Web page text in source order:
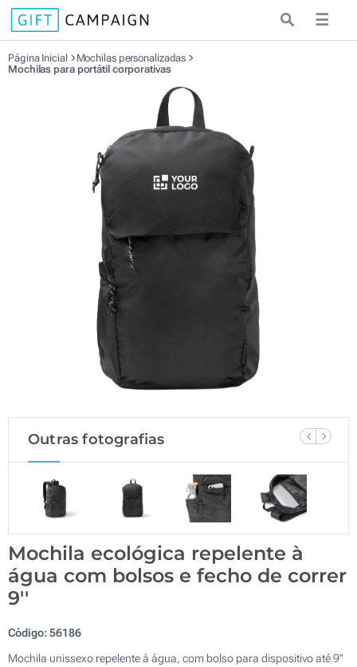
☰
Página Inicial
Mochilas personalizadas
Mochilas para portátil corporativas
Outras fotografias
Mochila ecológica repelente à
água com bolsos e fecho de correr
9''
Código:56186
Mochila unissexo repelente à água, com bolso para dispositivo até 9''